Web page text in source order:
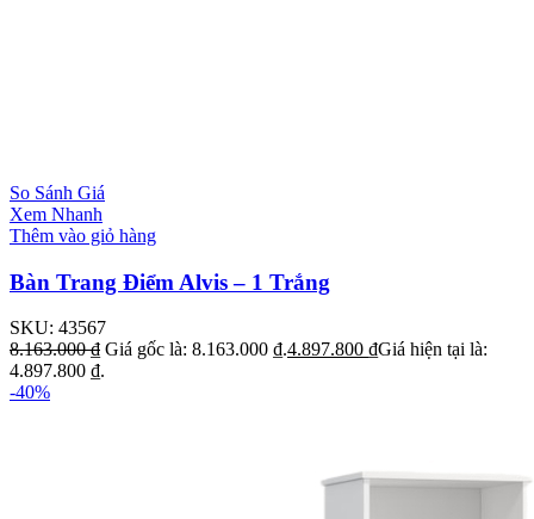
So Sánh Giá
Xem Nhanh
Thêm vào giỏ hàng
Bàn Trang Điểm Alvis – 1 Trắng
SKU: 43567
8.163.000₫ Giá gốc là: 8.163.000 ₫.4.897.800 ₫Giá hiện tại là:
4.897.800 ₫.
-40%